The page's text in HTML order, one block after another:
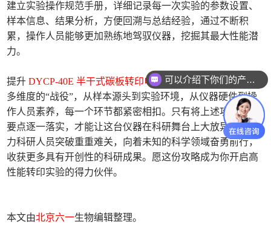
建立实验操作规范手册，详细记录每一次实验的参数设置、
样本信息、结果分析，方便回溯与总结经验，通过不断积
累，操作人员能够更加熟练地驾驭仪器，挖掘其最大性能潜
力。
提升DYCP-40E 半干式碳板转印电泳仪性能是一场全方位、
多维度的“战役”，从样本源头到实验环境，从仪器硬件到操
作人员素养，每一个环节都紧密相扣。只有将上述攻略中的
要点逐一落实，才能让这台仪器在科研舞台上大放异彩，助
力科研人员突破重重难关，向着未知的科学领域奋勇前行，
收获更多具有开创性的科研成果。愿这份攻略成为你开启高
性能转印实验的得力伙伴。
本文由北京六一生物编辑整理。
可以介绍下你们的产品么